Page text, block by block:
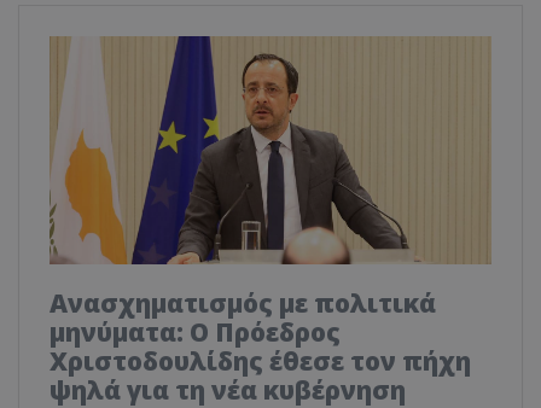
Ανασχηματισμός με πολιτικά
μηνύματα: Ο Πρόεδρος
Χριστοδουλίδης έθεσε τον πήχη
ψηλά για τη νέα κυβέρνηση